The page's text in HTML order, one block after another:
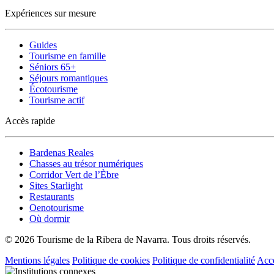
Expériences sur mesure
Guides
Tourisme en famille
Séniors 65+
Séjours romantiques
Écotourisme
Tourisme actif
Accès rapide
Bardenas Reales
Chasses au trésor numériques
Corridor Vert de l’Èbre
Sites Starlight
Restaurants
Oenotourisme
Où dormir
© 2026 Tourisme de la Ribera de Navarra. Tous droits réservés.
Mentions légales Politique de cookies Politique de confidentialité